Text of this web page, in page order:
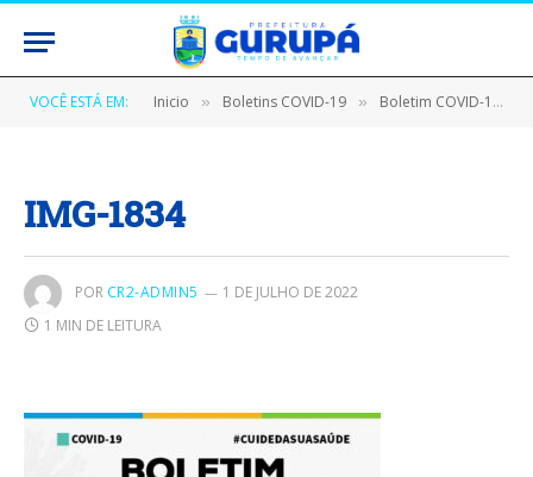
VOCÊ ESTÁ EM: Inicio » Boletins COVID-19 » Boletim COVID-19 (28/06/2020)
IMG-1834
POR CR2-ADMIN5
1 DE JULHO DE 2022
1 MIN DE LEITURA